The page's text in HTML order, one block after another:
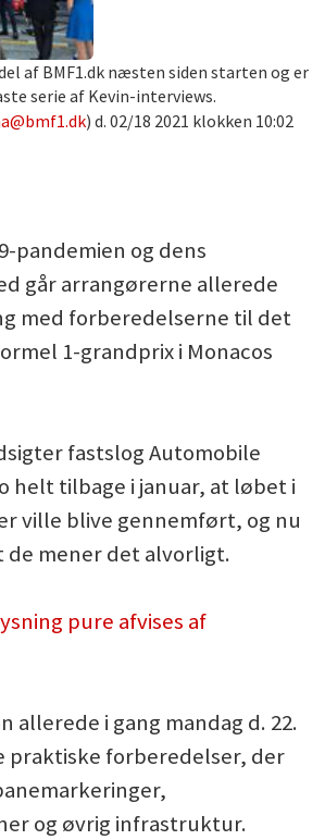
af BMF1.dk næsten siden starten og er
serie af Kevin-interviews.
) d. 02/18 2021 klokken 10:02
pandemien og dens
går arrangørerne allerede
med forberedelserne til det
1-grandprix i Monacos
fastslog Automobile
helt tilbage i januar, at løbet i
ville blive gennemført, og nu
de mener det alvorligt.
pure afvises af
allerede i gang mandag d. 22.
praktiske forberedelser, der
og øvrig infrastruktur.